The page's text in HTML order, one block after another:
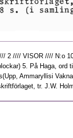
2 //// VISOR //// N:o
5. På Haga, ord
Ammaryllisi
tr. J.W.